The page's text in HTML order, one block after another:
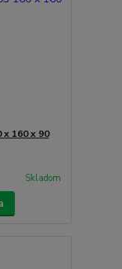
x 160 x 90
Skladom